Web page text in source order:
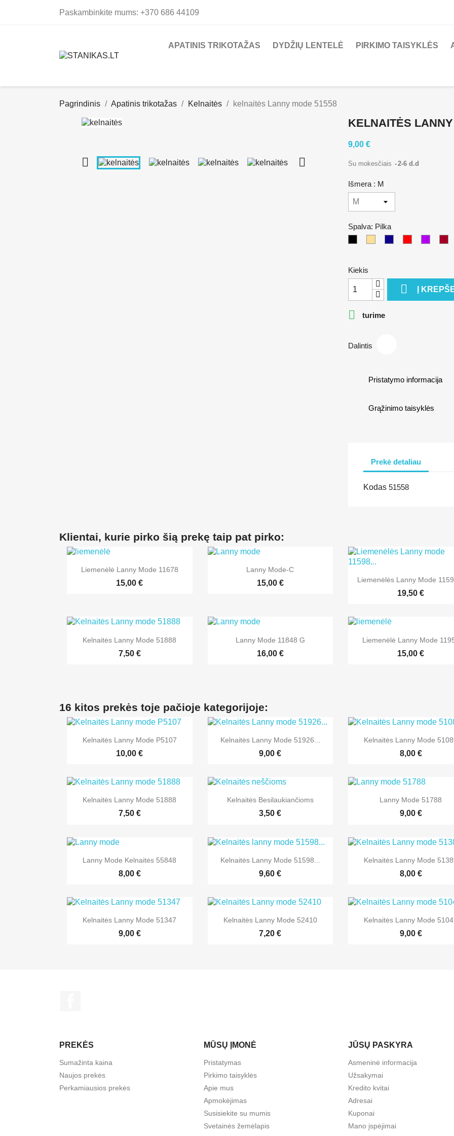
Paskambinkite mums: +370 686 44109
APATINIS TRIKOTAŽAS DYDŽIŲ LENTELĖ PIRKIMO TAISYKLĖS
Pagrindinis Apatinis trikotažas Kelnaitės kelnaitės Lanny mode 51558
 
KELNAITĖS
9,00 €
Su mokesčiais 2-6 d.d
Išmera : M
Spalva: Pilka
Kiekis
 Į
 turime
Dalintis
Pristatymo informacija
Grąžinimo taisyklės
Prekė detaliau
Kodas 51558
Klientai, kurie pirko šią prekę taip pat pirko:
 Greita peržiūra
Liemenėlė Lanny Mode 11678
15,00 €
Greita peržiūra
Lanny Mode-C
15,00 €  Greita peržiūra
Liemenėlės Lanny Mode
19,50 €
 Greita peržiūra
Kelnaitės Lanny Mode 51888
7,50 €
 Greita peržiūra
Lanny Mode 11848 G
16,00 €
 Greita peržiūra
Liemenėlė Lanny Mode
15,00 €
16 kitos prekės toje pačioje kategorijoje:
 Greita peržiūra
Kelnaitės Lanny Mode P5107
10,00 €
 Greita peržiūra
Kelnaitės Lanny Mode 51926...
9,00 €
 Greita peržiūra
Kelnaitės Lanny Mode
8,00 €
 Greita peržiūra
Kelnaitės Lanny Mode 51888
7,50 €
 Greita peržiūra
Kelnaitės Besilaukiančioms
3,50 €
 Greita peržiūra
Lanny Mode 51788
9,00 €
 Greita peržiūra
Lanny Mode Kelnaitės 55848
8,00 €
 Greita peržiūra
Kelnaitės Lanny Mode 51598...
9,60 €
 Greita peržiūra
Kelnaitės Lanny Mode
8,00 €
 Greita peržiūra
Kelnaitės Lanny Mode 51347
9,00 €
 Greita peržiūra
Kelnaitės Lanny Mode 52410
7,20 €
 Greita peržiūra
Kelnaitės Lanny Mode
9,00 €
PREKĖS
Sumažinta kaina
Naujos prekės
Perkamiausios prekės
MŪSŲ ĮMONĖ
Pristatymas
Pirkimo taisyklės
Apie mus
Apmokėjimas
Susisiekite su mumis
Svetainės žemėlapis
JŪSŲ PASKYRA
Asmeninė informacija
Užsakymai
Kredito kvitai
Adresai
Kuponai
Mano įspėjimai